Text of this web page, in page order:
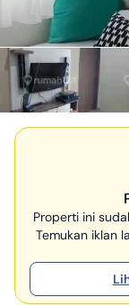
Properti ini
Temukan iklan